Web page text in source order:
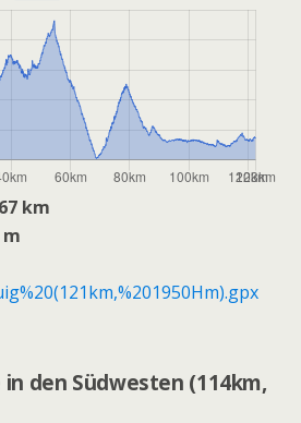
km
m
den Südwesten (114km,